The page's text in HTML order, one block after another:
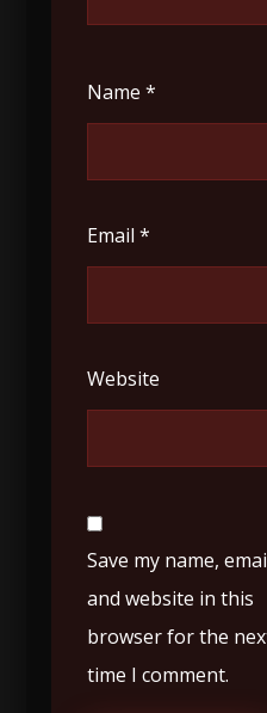
Name *
Email *
Website
Save my name,
and website in this
browser for the
time I comment.